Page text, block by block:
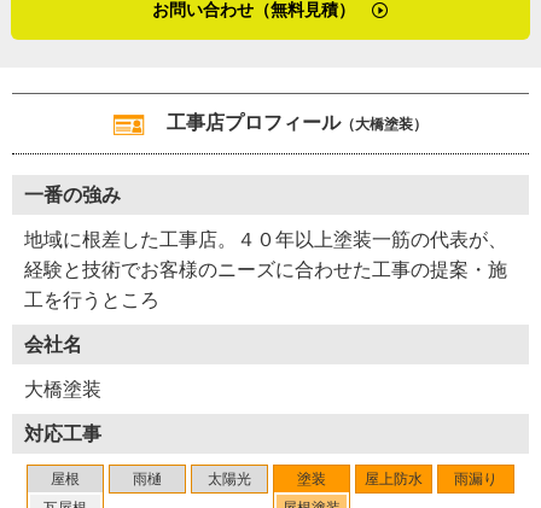
うかがえました！
お問い合わせ（無料見積）
工事店プロフィール（大橋塗装）
一番の強み
地域に根差した工事店。４０年以上塗装一筋の代表が、
経験と技術でお客様のニーズに合わせた工事の提案・施
工を行うところ
会社名
大橋塗装
対応工事
屋根
雨樋 太陽光
塗装
屋上防水 雨漏り